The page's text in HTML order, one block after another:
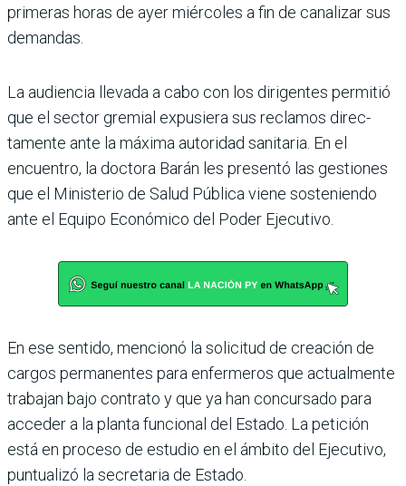
primeras horas de ayer miércoles a fin de cana­lizar sus
demandas.
La audiencia llevada a cabo con los dirigentes permitió
que el sector gremial expu­siera sus reclamos direc­
tamente ante la máxima autoridad sanitaria. En el
encuentro, la doctora Barán les presentó las gestiones
que el Ministerio de Salud Pública viene sosteniendo
ante el Equipo Económico del Poder Ejecutivo.
En ese sentido, mencionó la solicitud de creación de
car­gos permanentes para enfer­meros que actualmente
tra­bajan bajo contrato y que ya han concursado para
acce­der a la planta funcional del Estado. La petición
está en proceso de estudio en el ámbito del Ejecutivo,
puntua­lizó la secretaria de Estado.